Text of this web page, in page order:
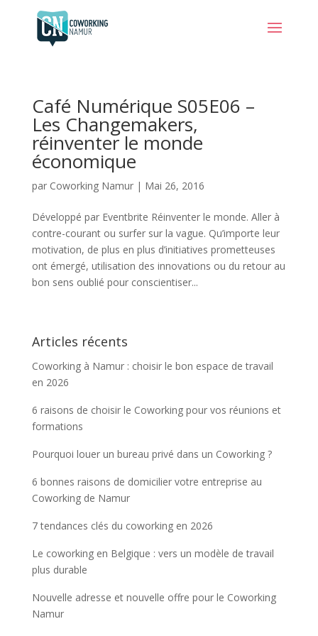
Café Numérique S05E06 –
Les Changemakers,
réinventer le monde
économique
par Coworking Namur| Mai 26, 2016
Développé par Eventbrite Réinventer le monde. Aller à
contre-courant ou surfer sur la vague. Qu’importe leur
motivation, de plus en plus d’initiatives prometteuses
ont émergé, utilisation des innovations ou du retour au
bon sens oublié pour conscientiser...
Articles récents
Coworking à Namur : choisir le bon espace de travail
en 2026
6 raisons de choisir le Coworking pour vos réunions et
formations
Pourquoi louer un bureau privé dans un Coworking ?
6 bonnes raisons de domicilier votre entreprise au
Coworking de Namur
7 tendances clés du coworking en 2026
Le coworking en Belgique : vers un modèle de travail
plus durable
Nouvelle adresse et nouvelle offre pour le Coworking
Namur